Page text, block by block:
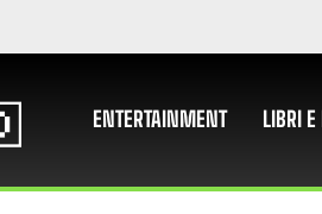
ENTERTAINMENT LIBRI E